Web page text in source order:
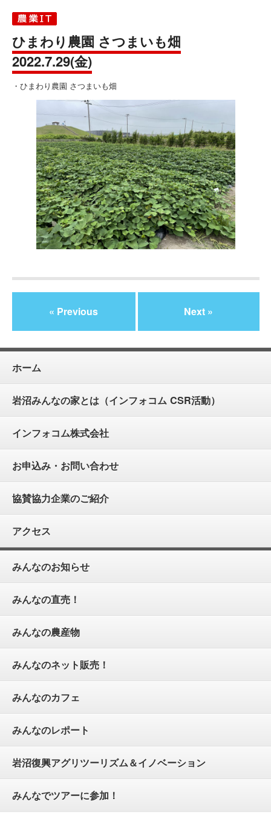
ひまわり農園 さつまいも畑
2022.7.29(金)
・ひまわり農園 さつまいも畑
« Previous Next »
ホーム
岩沼みんなの家とは（インフォコム CSR活動）
インフォコム株式会社
お申込み・お問い合わせ
協賛協力企業のご紹介
アクセス
みんなのお知らせ
みんなの直売！
みんなの農産物
みんなのネット販売！
みんなのカフェ
みんなのレポート
岩沼復興アグリツーリズム＆イノベーション
みんなでツアーに参加！